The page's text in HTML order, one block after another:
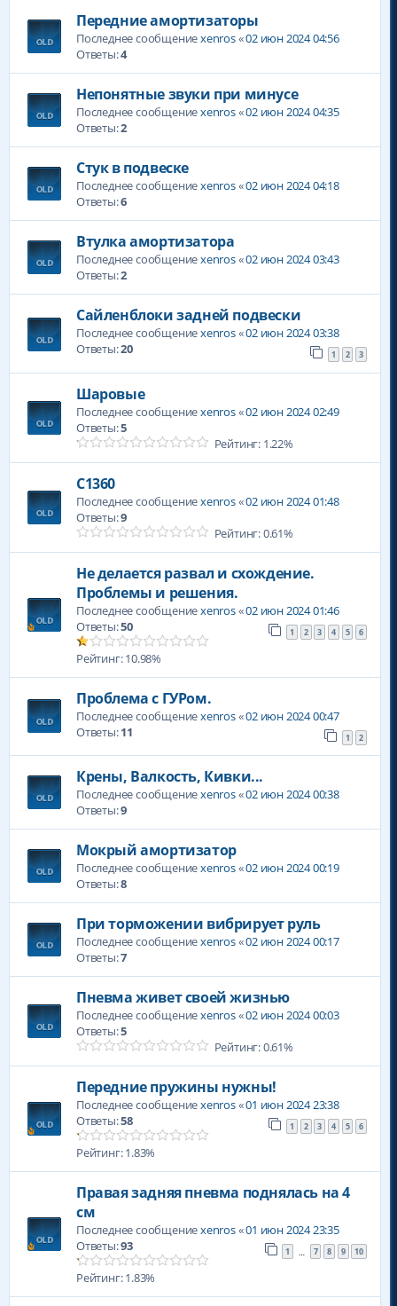
Передние амортизаторы
Последнее сообщениеxenros«02 июн 2024 04:56
Ответы:4
Непонятные звуки при минусе
Последнее сообщениеxenros«02 июн 2024 04:35
Ответы:2
Стук в подвеске
Последнее сообщениеxenros«02 июн 2024 04:18
Ответы:6
Втулка амортизатора
Последнее сообщениеxenros«02 июн 2024 03:43
Ответы:2
Сайленблоки задней подвески
Последнее сообщениеxenros«02 июн 2024 03:38
Ответы:20 1 2 3
Шаровые
Последнее сообщениеxenros«02 июн 2024 02:49
Ответы:5
Рейтинг: 1.22%
С1360
Последнее сообщениеxenros«02 июн 2024 01:48
Ответы:9
Рейтинг: 0.61%
Не делается развал и схождение.
Проблемы и решения.
Последнее сообщениеxenros«02 июн 2024 01:46
Ответы:50 1 2 3 4 5 6
Рейтинг: 10.98%
Проблема с ГУРом.
Последнее сообщениеxenros«02 июн 2024 00:47
Ответы:11 1 2
Крены, Валкость, Кивки...
Последнее сообщениеxenros«02 июн 2024 00:38
Ответы:9
Мокрый амортизатор
Последнее сообщениеxenros«02 июн 2024 00:19
Ответы:8
При торможении вибрирует руль
Последнее сообщениеxenros«02 июн 2024 00:17
Ответы:7
Пневма живет своей жизнью
Последнее сообщениеxenros«02 июн 2024 00:03
Ответы:5
Рейтинг: 0.61%
Передние пружины нужны!
Последнее сообщениеxenros«01 июн 2024 23:38
Ответы:58 1 2 3 4 5 6
Рейтинг: 1.83%
Правая задняя пневма поднялась на 4
см
Последнее сообщениеxenros«01 июн 2024 23:35
Ответы:93 1 7 8 9 10
Рейтинг: 1.83%